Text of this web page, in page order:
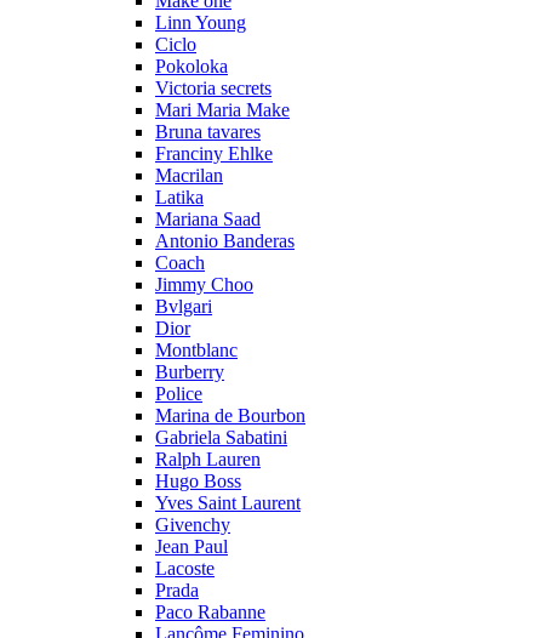
Linn Young
Ciclo
Pokoloka
Victoria secrets
Mari Maria Make
Bruna tavares
Franciny Ehlke
Macrilan
Latika
Mariana Saad
Antonio Banderas
Coach
Jimmy Choo
Bvlgari
Dior
Montblanc
Burberry
Police
Marina de Bourbon
Gabriela Sabatini
Ralph Lauren
Hugo Boss
Yves Saint Laurent
Givenchy
Jean Paul
Lacoste
Prada
Paco Rabanne
Lancôme Feminino